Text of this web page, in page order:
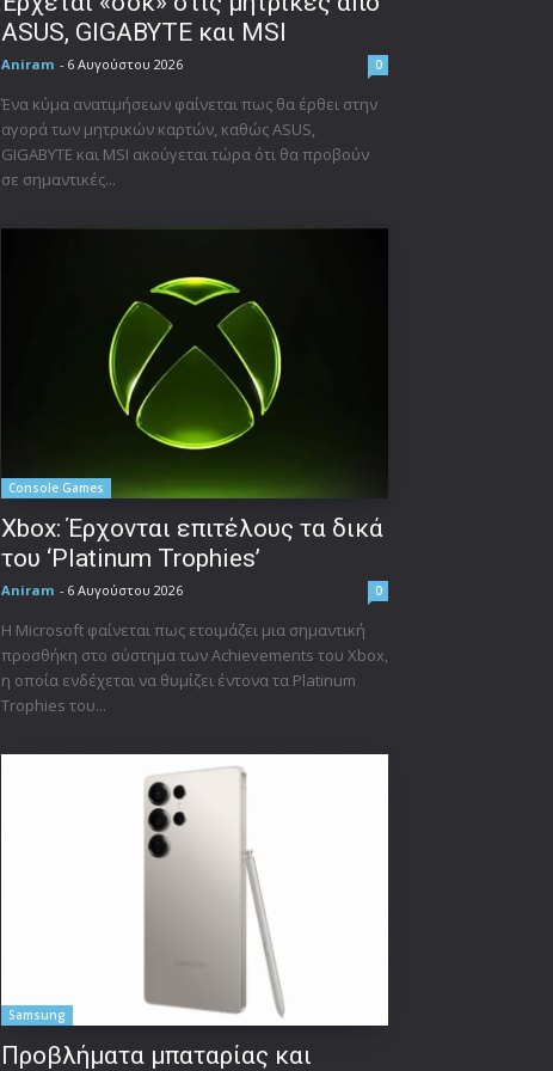
ASUS, GIGABYTE και MSI
Aniram - 6 Αυγούστου 2026 0
Ένα κύμα ανατιμήσεων φαίνεται πως θα έρθει στην
αγορά των μητρικών καρτών, καθώς ASUS,
GIGABYTE και MSI ακούγεται τώρα ότι θα προβούν
σε σημαντικές...
Console Games
Xbox: Έρχονται επιτέλους τα δικά
του ‘Platinum Trophies’
Aniram - 6 Αυγούστου 2026 0
Η Microsoft φαίνεται πως ετοιμάζει μια σημαντική
προσθήκη στο σύστημα των Achievements του Xbox,
η οποία ενδέχεται να θυμίζει έντονα τα Platinum
Trophies του...
Samsung
Προβλήματα μπαταρίας και